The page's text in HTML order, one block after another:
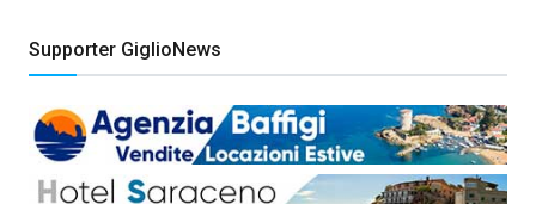
Supporter GiglioNews